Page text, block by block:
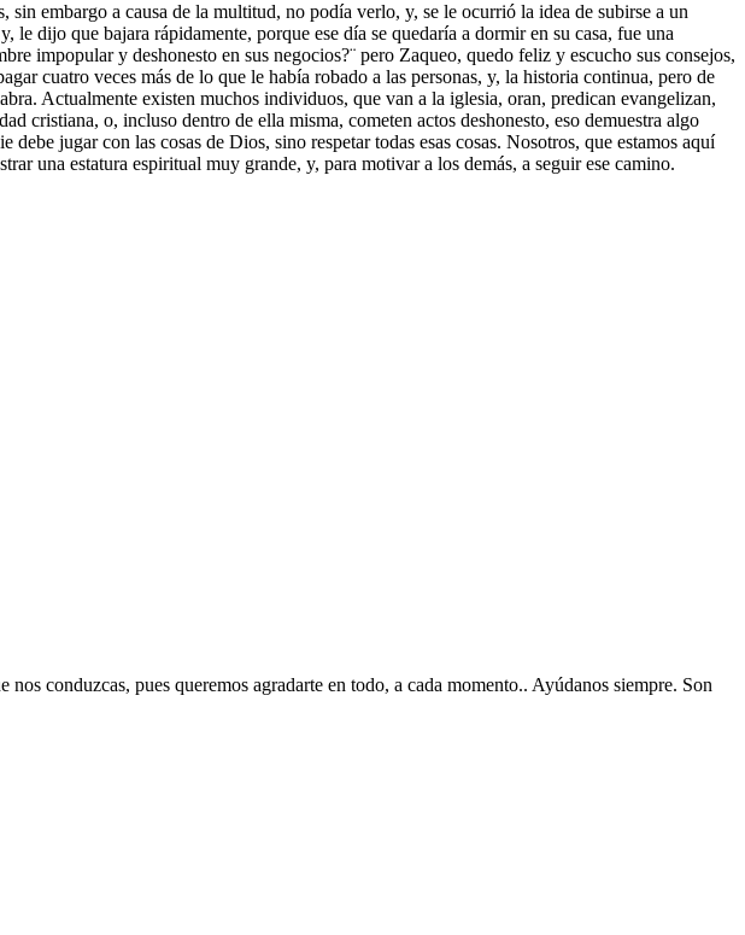
embargo a causa de la multitud, no podía verlo, y, se le ocurrió la idea de subirse a un
le dijo que bajara rápidamente, porque ese día se quedaría a dormir en su casa, fue una
impopular y deshonesto en sus negocios?¨ pero Zaqueo, quedo feliz y escucho sus consejos,
cuatro veces más de lo que le había robado a las personas, y, la historia continua, pero de
Actualmente existen muchos individuos, que van a la iglesia, oran, predican evangelizan,
cristiana, o, incluso dentro de ella misma, cometen actos deshonesto, eso demuestra algo
jugar con las cosas de Dios, sino respetar todas esas cosas. Nosotros, que estamos aquí
una estatura espiritual muy grande, y, para motivar a los demás, a seguir ese camino.
conduzcas, pues queremos agradarte en todo, a cada momento.. Ayúdanos siempre. Son